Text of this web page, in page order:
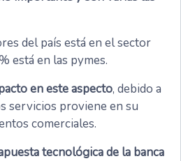
del país está en el sector
está en las pymes.
en este aspecto, debido a
servicios proviene en su
comerciales.
tecnológica de la banca